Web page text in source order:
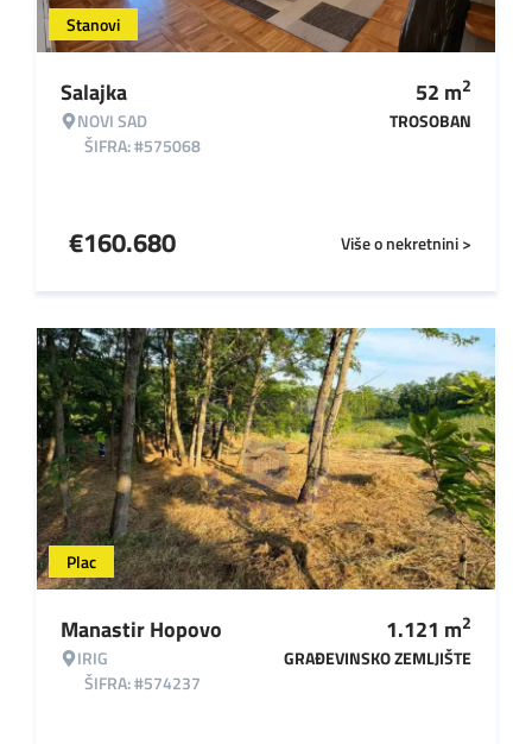
Stanovi
Salajka
NOVI SAD
ŠIFRA: #575068
52 m2
TROSOBAN
Više o nekretnini >
€160.680
Plac
Manastir Hopovo
IRIG
ŠIFRA: #574237
1.121 m2
GRAĐEVINSKO ZEMLJIŠTE